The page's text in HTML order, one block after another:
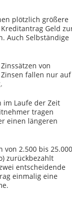
plötzlich größere
Geld
Auch Selbständige
von
fallen nur auf
im Laufe der Zeit
tragen
einen längeren
2.500 bis 25.000
zurückbezahlt
entscheidende
einmalig eine